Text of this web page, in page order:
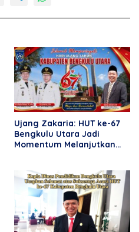
Ujang Zakaria: HUT ke-67
Bengkulu Utara Jadi
Momentum Melanjutkan